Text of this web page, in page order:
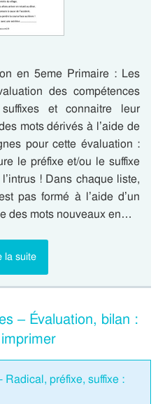
en 5eme Primaire : Les
des compétences
et connaitre leur
mots dérivés à l’aide de
pour cette évaluation :
le préfixe et/ou le suffixe
! Dans chaque liste,
pas formé à l’aide d’un
des mots nouveaux en…
la suite
– Évaluation, bilan :
Radical, préfixe, suffixe :